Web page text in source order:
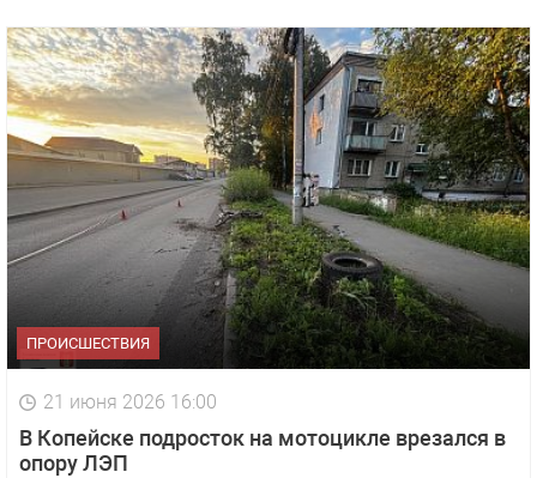
ПРОИСШЕСТВИЯ
21 июня 2026 16:00
В Копейске подросток на мотоцикле врезался в
опору ЛЭП